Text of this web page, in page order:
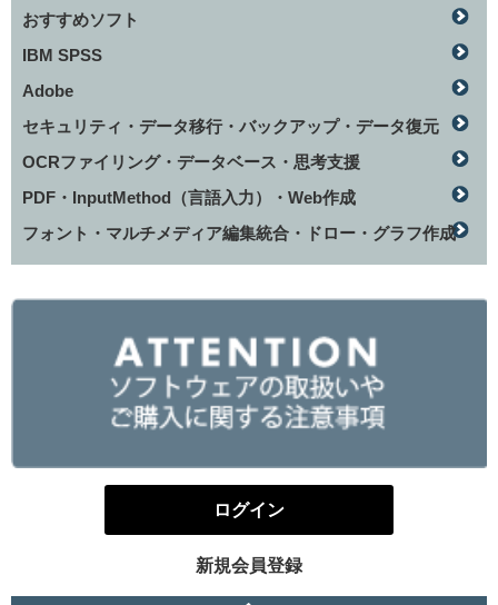
おすすめソフト
IBM SPSS
Adobe
セキュリティ・データ移行・バックアップ・データ復元
OCRファイリング・データベース・思考支援
PDF・InputMethod（言語入力）・Web作成
フォント・マルチメディア編集統合・ドロー・グラフ作成
ログイン
新規会員登録